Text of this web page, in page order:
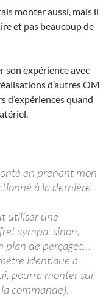
monter aussi, mais il
et pas beaucoup de
son expérience avec
d’autres OM
d’expériences quand
en prenant mon
à la dernière
utiliser une
sympa, sinon,
plan de perçages…
identique à
pourra monter sur
commande).